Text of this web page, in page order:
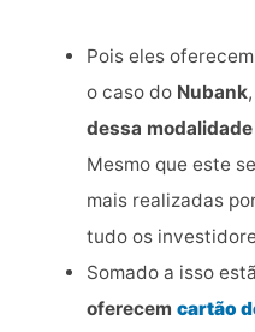
Pois eles
o caso do Nubank
dessa
Mesmo que este
mais realizadas
tudo os
Somado a isso
oferecem cartão